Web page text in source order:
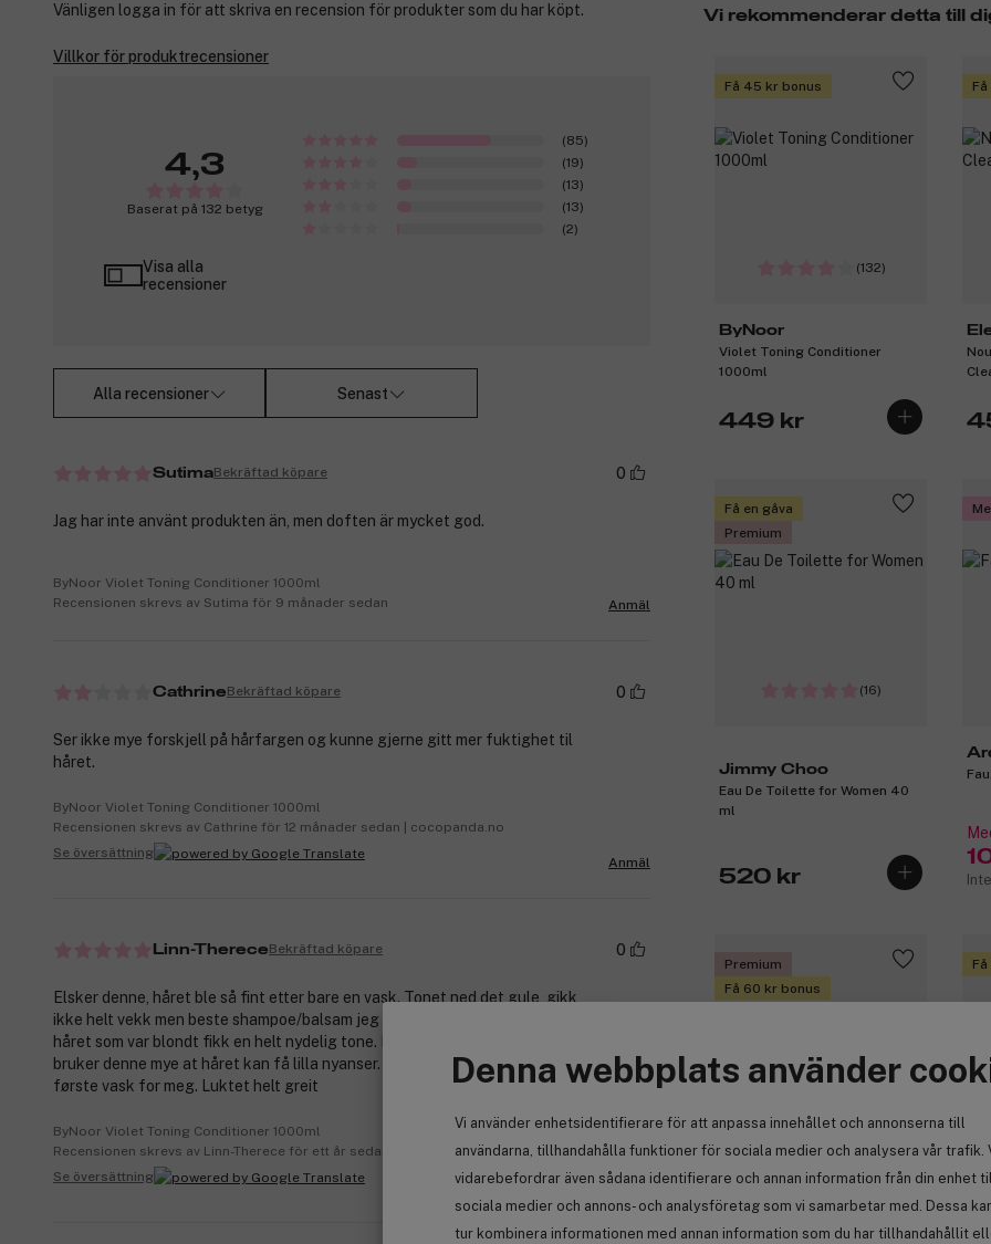
Denna webbplats använder
Vi använder enhetsidentifierare för att anpassa innehållet och annonserna till
användarna, tillhandahålla funktioner för sociala medier och analysera vår trafik.
vidarebefordrar även sådana identifierare och annan information från din enhet
sociala medier och annons- och analysföretag som vi samarbetar med. Dessa
tur kombinera informationen med annan information som du har tillhandahållit
Vi rekommenderar detta till
Få 45 kr bonus
(132)
ByNoor
Violet Toning Conditioner
1000ml
449 kr
Få en gåva
Premium
(16)
Jimmy Choo
Eau De Toilette for Women 40
ml
520 kr
Premium
Få 60 kr bonus
(29)
Michael Kors
Wonderlust Eau de Parfum 30
Vänligen logga in för att skriva en recension för produkter som du har köpt.
Villkor för produktrecensioner
4,3
Baserat på 132 betyg
(85)
(19)
(13)
(13)
(2)
Visa alla
recensioner
Alla recensioner Senast
SutimaBekräftad köpare 0
Jag har inte använt produkten än, men doften är mycket god.
ByNoor Violet Toning Conditioner 1000ml
Recensionen skrevs av Sutima för 9 månader sedan
Anmäl
CathrineBekräftad köpare 0
Ser ikke mye forskjell på hårfargen og kunne gjerne gitt mer fuktighet til
håret.
ByNoor Violet Toning Conditioner 1000ml
Recensionen skrevs av Cathrine för 12 månader sedan | cocopanda.no
Se översättning
Anmäl
Linn-ThereceBekräftad köpare 0
Elsker denne, håret ble så fint etter bare en vask. Tonet ned det gule, gikk
ikke helt vekk men beste shampoe/balsam jeg har prøvd mot gule toner. Det
håret som var blondt fikk en helt nydelig tone. Kan fint se for meg at om du
bruker denne mye at håret kan få lilla nyanser. Men var ikke et problem etter
første vask for meg. Luktet helt greit
ByNoor Violet Toning Conditioner 1000ml
Recensionen skrevs av Linn-Therece för ett år sedan | cocopanda.no
Se översättning
Anmäl